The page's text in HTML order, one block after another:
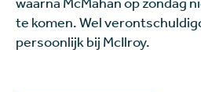
te komen. Wel
persoonlijk bij McIlroy.